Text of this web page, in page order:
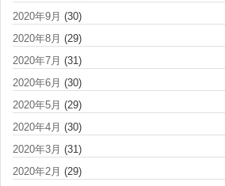
2020年9月 (30)
2020年8月 (29)
2020年7月 (31)
2020年6月 (30)
2020年5月 (29)
2020年4月 (30)
2020年3月 (31)
2020年2月 (29)